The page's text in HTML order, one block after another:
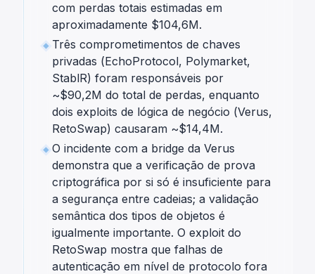
com perdas totais estimadas em
aproximadamente $104,6M.
Três comprometimentos de chaves
privadas (EchoProtocol, Polymarket,
StablR) foram responsáveis por
~$90,2M do total de perdas, enquanto
dois exploits de lógica de negócio (Verus,
RetoSwap) causaram ~$14,4M.
O incidente com a bridge da Verus
demonstra que a verificação de prova
criptográfica por si só é insuficiente para
a segurança entre cadeias; a validação
semântica dos tipos de objetos é
igualmente importante. O exploit do
RetoSwap mostra que falhas de
autenticação em nível de protocolo fora